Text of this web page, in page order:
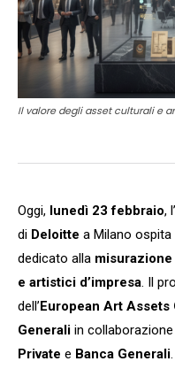
Il valore degli asset culturali e
Oggi, lunedì 23 febbraio,
di Deloitte a Milano
dedicato alla
e artistici d’impresa. Il
dell’ European Art Assets
Generali in collaborazione
Private e Banca Generali.